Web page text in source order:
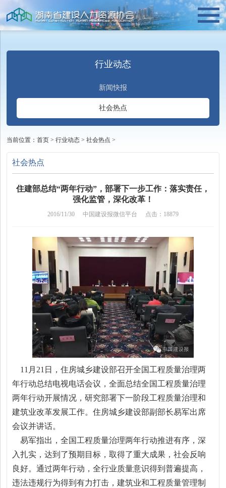
行业动态
新闻快报
社会热点
当前位置：首页 >行业动态 >社会热点 >
社会热点
住建部总结“两年行动”，部署下一步工作：落实责任，
强化监管，深化改革！
2016/11/30 中国建设报微信平台 点击：18879
11月21日，住房城乡建设部召开全国工程质量治理两
年行动总结电视电话会议，全面总结全国工程质量治理
两年行动开展情况，研究部署下一阶段工程质量治理和
建筑业改革发展工作。住房城乡建设部副部长易军出席
会议并讲话。
易军指出，全国工程质量治理两年行动推进有序，深
入扎实，达到了预期目标，取得了重大成果，社会反响
良好。通过两年行动，全行业质量意识得到普遍提高，
违法违规行为得到有力打击，建筑业和工程质量管理制